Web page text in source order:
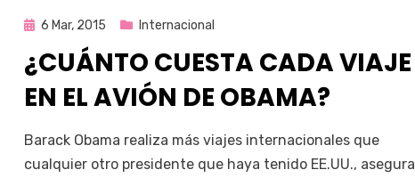
Publicada
6 Mar, 2015 Internacional
¿CUÁNTO CUESTA CADA VIAJE
EN EL AVIÓN DE OBAMA?
porEnrique
Barack Obama realiza más viajes internacionales que
cualquier otro presidente que haya tenido EE.UU., asegura